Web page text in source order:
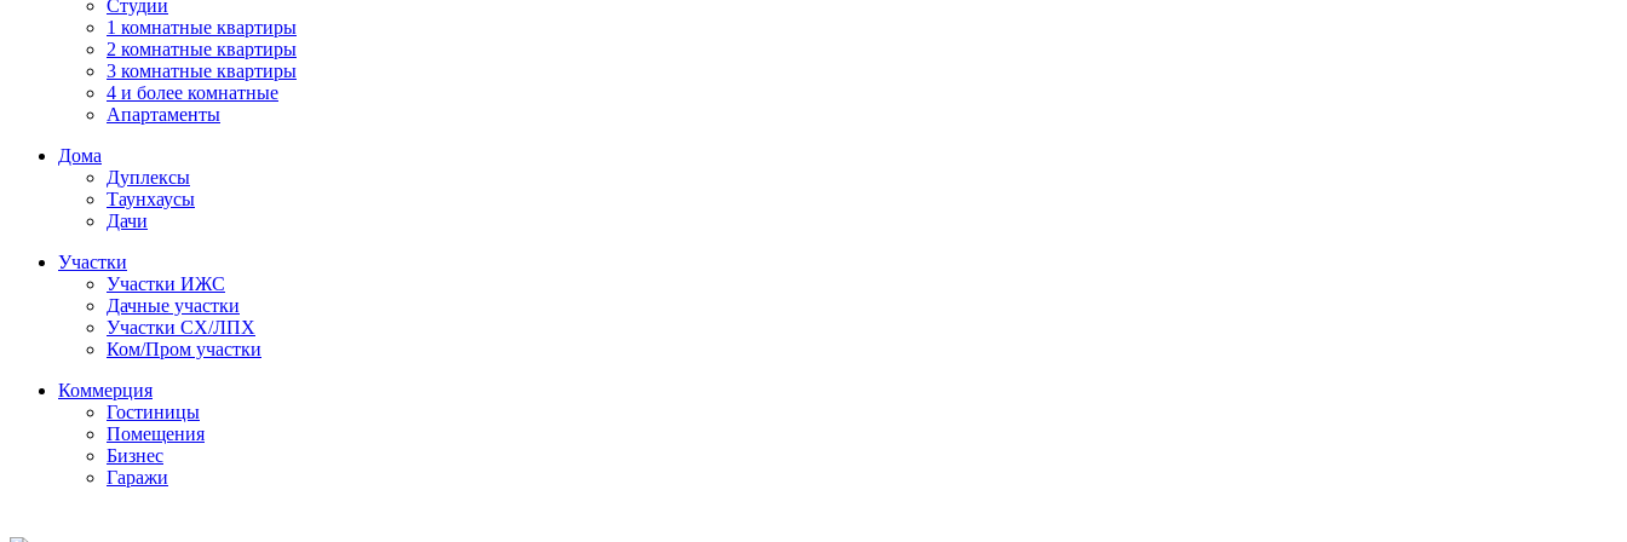
Студии
1 комнатные квартиры
2 комнатные квартиры
3 комнатные квартиры
4 и более комнатные
Апартаменты
Дома
Дуплексы
Таунхаусы
Дачи
Участки
Участки ИЖС
Дачные участки
Участки СХ/ЛПХ
Ком/Пром участки
Коммерция
Гостиницы
Помещения
Бизнес
Гаражи